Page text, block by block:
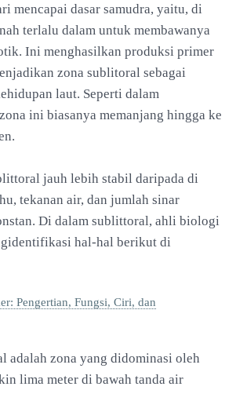
mencapai dasar samudra, yaitu, di
terlalu dalam untuk membawanya
Ini menghasilkan produksi primer
zona sublitoral sebagai
laut. Seperti dalam
ini biasanya memanjang hingga ke
jauh lebih stabil daripada di
tekanan air, dan jumlah sinar
Di dalam sublittoral, ahli biologi
hal-hal berikut di
Pengertian, Fungsi, Ciri, dan
adalah zona yang didominasi oleh
lima meter di bawah tanda air